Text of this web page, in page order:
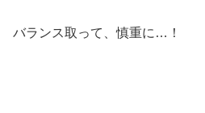
バランス取って、慎重に…！